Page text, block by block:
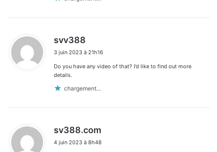
svv388
t
3 juin 2023 à 21h16
Do you have any video of that? I’d like to find out more
details.
chargement…
sv388.com
4 juin 2023 à 8h48